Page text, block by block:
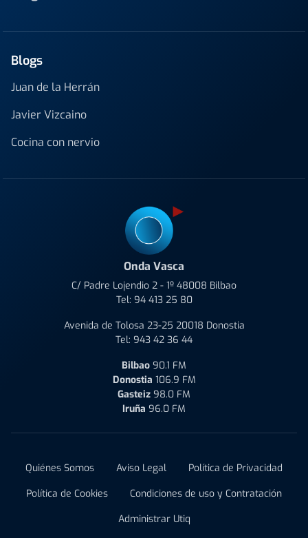
Blogs
Juan de la Herrán
Javier Vizcaino
Cocina con nervio
Onda Vasca
C/ Padre Lojendio 2 - 1º 48008 Bilbao
Tel: 94 413 25 80
Avenida de Tolosa 23-25 20018 Donostia
Tel: 943 42 36 44
Bilbao 90.1 FM
Donostia 106.9 FM
Gasteiz 98.0 FM
Iruña 96.0 FM
Quiénes Somos Aviso Legal
Política de Privacidad
Política de Cookies
Condiciones de uso y Contratación
Administrar Utiq